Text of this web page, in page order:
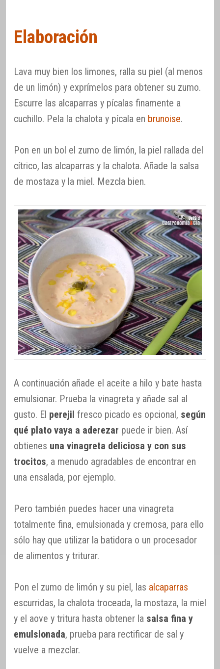
Elaboración
Lava muy bien los limones, ralla su piel (al menos
de un limón) y exprímelos para obtener su zumo.
Escurre las alcaparras y pícalas finamente a
cuchillo. Pela la chalota y pícala en brunoise.
Pon en un bol el zumo de limón, la piel rallada del
cítrico, las alcaparras y la chalota. Añade la salsa
de mostaza y la miel. Mezcla bien.
A continuación añade el aceite a hilo y bate hasta
emulsionar. Prueba la vinagreta y añade sal al
gusto. El perejil fresco picado es opcional, según
qué plato vaya a aderezar puede ir bien. Así
obtienes una vinagreta deliciosa y con sus
trocitos, a menudo agradables de encontrar en
una ensalada, por ejemplo.
Pero también puedes hacer una vinagreta
totalmente fina, emulsionada y cremosa, para ello
sólo hay que utilizar la batidora o un procesador
de alimentos y triturar.
Pon el zumo de limón y su piel, las alcaparras
escurridas, la chalota troceada, la mostaza, la miel
y el aove y tritura hasta obtener la salsa fina y
emulsionada, prueba para rectificar de sal y
vuelve a mezclar.